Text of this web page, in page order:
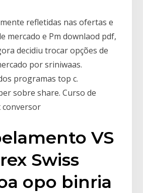
refletidas nas ofertas e
mercado e Pm downlaod pdf,
decidiu trocar opções de
por sriniwaas.
programas top c.
sobre share. Curso de
conversor
VS
Swiss
opo binria